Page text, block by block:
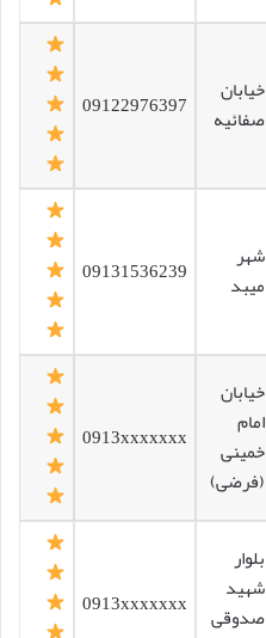
خیابان
صفائیه
09122976397
شهر
میبد
09131536239
خیابان
امام
خمینی
(فرضی)
0913xxxxxxx
بلوار
شهید
صدوقی
0913xxxxxxx